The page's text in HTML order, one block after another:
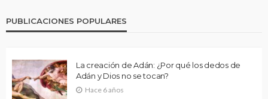
PUBLICACIONES POPULARES
La creación de Adán: ¿Por qué los dedos de
Adán y Dios no se tocan?
Hace 6 años